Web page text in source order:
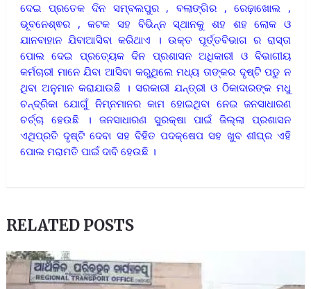
ଦେଇ ପ୍ରତେକ ଦିନ ସମ୍ବଲପୁର , ବଲାଙ୍ଗିର , ରେଢ଼ାଖୋଲ ,
ଭୂବନେଶ୍ଵର , କଟକ ସହ ବିଭିନ୍ନ ସ୍ଥାନକୁ ଶହ ଶହ ଲୋକ ଓ
ଯାନବାହାନ ଯିବାଆସିବା କରିଥାଏ । ଉକ୍ତ ପୂର୍ତ୍ତବିଭାଗ ର ରାସ୍ତା
ପୋଲ ଦେଇ ପ୍ରତ୍ୟେକ ଦିନ ପ୍ରଶାସନ ଅଧିକାରୀ ଓ ବିଭାଗୀୟ
କର୍ମଚାରୀ ମାନେ ଯିବା ଆସିବା କରୁଥିଲେ ମଧ୍ୟ ତାଙ୍କର ଦୃଷ୍ଟି ପଡୁ ନ
ଥିବା ଅନୁମାନ କରାଯାଉଛି । ସରକାରୀ ଯନ୍ତ୍ରୀ ଓ ଠିକାଦାରଙ୍କ ମଧୁ
ଚନ୍ଦ୍ରିକା ଯୋଗୁଁ ନିମ୍ନମାନର କାମ ହୋଇଥିବା ନେଇ ଜନସାଧାରଣ
ଚର୍ଚ୍ଚା ହେଉଛି । ଜନସାଧାରଣ ସୁରକ୍ଷା ପାଇଁ ଜିଲ୍ଲା ପ୍ରଶାସନ
ଏଥିପ୍ରତି ଦୃଷ୍ଟି ଦେବା ସହ ବିହିତ ପଦକ୍ଷେପ ସହ ଖୁବ ଶୀଘ୍ର ଏହି
ପୋଲ ମରାମତି ପାଇଁ ଦାବି ହେଉଛି ।
RELATED POSTS